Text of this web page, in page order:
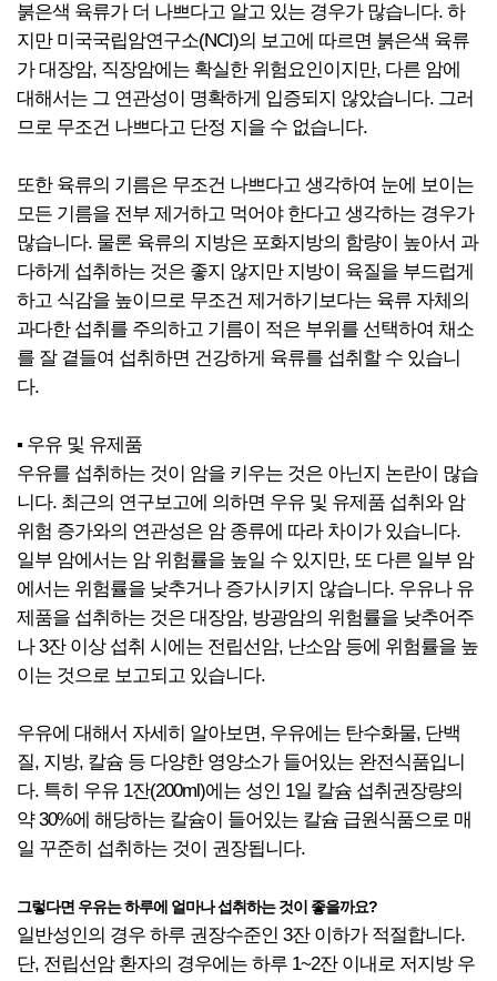
붉은색 육류가 더 나쁘다고 알고 있는 경우가 많습니다. 하
지만 미국국립암연구소(NCI)의 보고에 따르면 붉은색 육류
가 대장암, 직장암에는 확실한 위험요인이지만, 다른 암에
대해서는 그 연관성이 명확하게 입증되지 않았습니다. 그러
므로 무조건 나쁘다고 단정 지을 수 없습니다.
또한 육류의 기름은 무조건 나쁘다고 생각하여 눈에 보이는
모든 기름을 전부 제거하고 먹어야 한다고 생각하는 경우가
많습니다. 물론 육류의 지방은 포화지방의 함량이 높아서 과
다하게 섭취하는 것은 좋지 않지만 지방이 육질을 부드럽게
하고 식감을 높이므로 무조건 제거하기보다는 육류 자체의
과다한 섭취를 주의하고 기름이 적은 부위를 선택하여 채소
를 잘 곁들여 섭취하면 건강하게 육류를 섭취할 수 있습니
다.
▪ 우유 및 유제품
우유를 섭취하는 것이 암을 키우는 것은 아닌지 논란이 많습
니다. 최근의 연구보고에 의하면 우유 및 유제품 섭취와 암
위험 증가와의 연관성은 암 종류에 따라 차이가 있습니다.
일부 암에서는 암 위험률을 높일 수 있지만, 또 다른 일부 암
에서는 위험률을 낮추거나 증가시키지 않습니다. 우유나 유
제품을 섭취하는 것은 대장암, 방광암의 위험률을 낮추어주
나 3잔 이상 섭취 시에는 전립선암, 난소암 등에 위험률을 높
이는 것으로 보고되고 있습니다.
우유에 대해서 자세히 알아보면, 우유에는 탄수화물, 단백
질, 지방, 칼슘 등 다양한 영양소가 들어있는 완전식품입니
다. 특히 우유 1잔(200ml)에는 성인 1일 칼슘 섭취권장량의
약 30%에 해당하는 칼슘이 들어있는 칼슘 급원식품으로 매
일 꾸준히 섭취하는 것이 권장됩니다.
그렇다면 우유는 하루에 얼마나 섭취하는 것이 좋을까요?
일반성인의 경우 하루 권장수준인 3잔 이하가 적절합니다.
단, 전립선암 환자의 경우에는 하루 1~2잔 이내로 저지방 우